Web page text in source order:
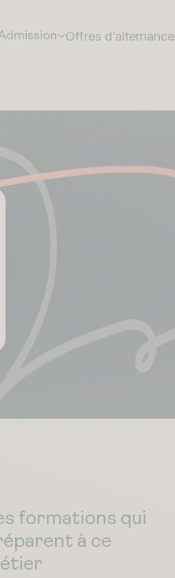
Offres d’alternance
formations qui
à ce